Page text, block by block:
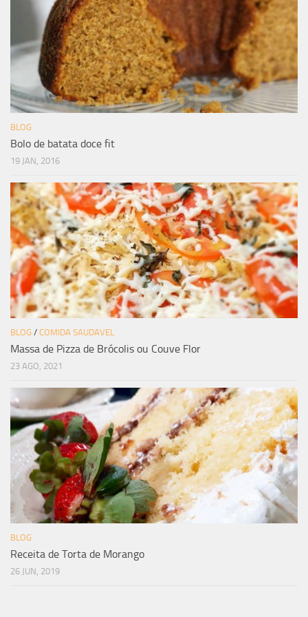
BLOG
Bolo de batata doce fit
19 JAN, 2016
BLOG / COMIDA SAUDAVEL
Massa de Pizza de Brócolis ou Couve Flor
23 AGO, 2021
BLOG
Receita de Torta de Morango
26 JUN, 2019